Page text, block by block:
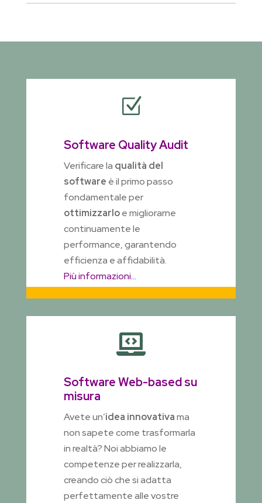
Z
Software Quality Audit
Verificare la qualità del
software è il primo passo
fondamentale per
ottimizzarloe migliorarne
continuamente le
performance, garantendo
efficienza e affidabilità.
Più informazioni…

Software Web-based su
misura
Avete un’idea innovativama
non sapete come trasformarla
in realtà? Noi abbiamo le
competenze per realizzarla,
creando ciò che si adatta
perfettamente alle vostre